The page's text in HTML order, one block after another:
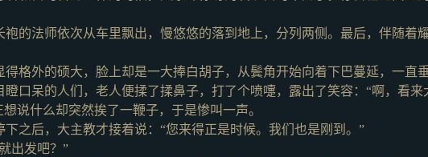
的法师依次从车里飘出，慢悠悠的落到地上，分列两侧。最后，伴随着
格外的硕大，脸上却是一大捧白胡子，从鬓角开始向着下巴蔓延，一直垂
口呆的人们，老人便揉了揉鼻子，打了个喷嚏，露出了笑容： “啊，看来
说什么却突然挨了一鞭子，于是惨叫一声。
之后，大主教才接着说： “您来得正是时候。我们也是刚到。”
出发吧？”